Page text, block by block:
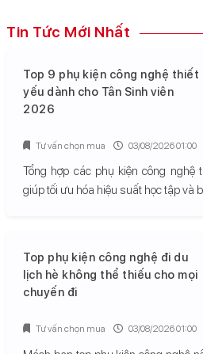
Tin Tức Mới Nhất
Top 9 phụ kiện công nghệ thiết
yếu dành cho Tân Sinh viên
2026
Tổng hợp các phụ kiện công nghệ
giúp tối ưu hóa hiệu suất học tập và
Tư vấn chọn mua 03/08/2026 01:00
Top phụ kiện công nghệ đi du
lịch hè không thể thiếu cho mọi
chuyến đi
Tư vấn chọn mua 03/08/2026 01:00